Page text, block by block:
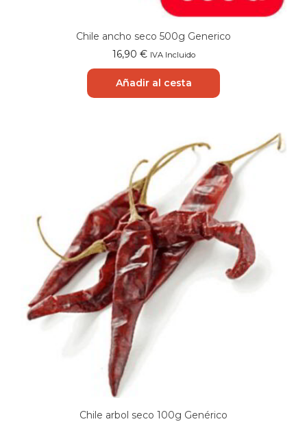
Chile ancho seco 500g Generico
16,90 € IVA Incluido
Añadir al cesta
Chile arbol seco 100g Genérico